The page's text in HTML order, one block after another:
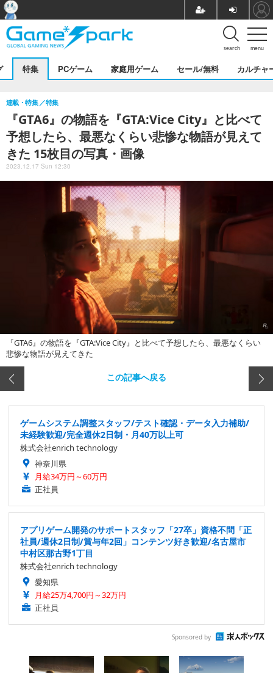
menu
search
特集 PCゲーム 家庭用ゲーム セール/無料 カルチャ
『GTA6』の物語を『GTA:Vice City』と比べて
予想したら、最悪なくらい悲惨な物語が見えて
きた 15枚目の写真・画像
連載・特集 特集
2023.12.17 Sun 12:30
『GTA6』の物語を『GTA:Vice City』と比べて予想したら、最悪なくらい
悲惨な物語が見えてきた
この記事へ戻る
ゲームシステム調整スタッフ/テスト確認・データ入力補助/
未経験歓迎/完全週休2日制・月40万以上可
株式会社enrich technology
神奈川県
月給34万円～60万円
正社員
アプリゲーム開発のサポートスタッフ「27卒」資格不問「正
社員/週休2日制/賞与年2回」コンテンツ好き歓迎/名古屋市
中村区那古野1丁目
株式会社enrich technology
愛知県
月給25万4,700円～32万円
正社員
Sponsored by